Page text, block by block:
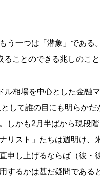
う一つは「潜象」である
ことのできる兆しのこと
ル相場を中心とした金融
して誰の目にも明らかだ
しかも2月半ばから現段
リスト」たちは週明け、
申し上げるならば（彼・
するかは甚だ疑問である